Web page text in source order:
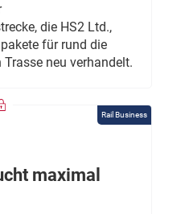
die HS2 Ltd.,
für rund die
neu verhandelt.
Rail Business
maximal